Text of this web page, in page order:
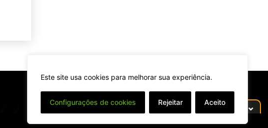
Este site usa cookies para melhorar sua experiência.
Configurações de cookies Rejeitar Aceito ⌄